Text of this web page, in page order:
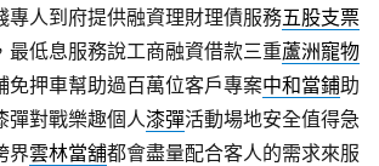
人到府提供融資理財理債服務五股支票
低息服務說工商融資借款三重蘆洲寵物
押車幫助過百萬位客戶專案中和當鋪助
彈對戰樂趣個人漆彈活動場地安全值得急
界雲林當舖都會盡量配合客人的需求來服